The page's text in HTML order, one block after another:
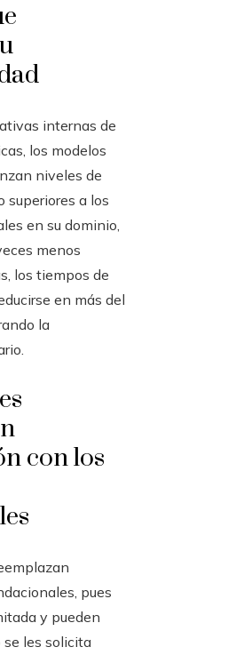
internas de
los modelos
niveles de
superiores a los
en su dominio,
menos
los tiempos de
en más del
la
con los
pues
y pueden
se les solicita